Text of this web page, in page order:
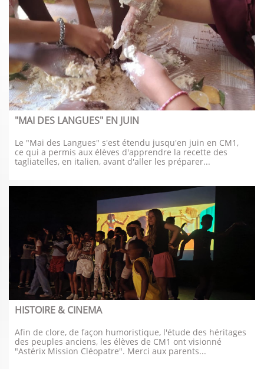
"MAI DES LANGUES" EN JUIN
Le "Mai des Langues" s'est étendu jusqu'en juin en CM1,
ce qui a permis aux élèves d'apprendre la recette des
tagliatelles, en italien, avant d'aller les préparer...
HISTOIRE & CINEMA
Afin de clore, de façon humoristique, l'étude des héritages
des peuples anciens, les élèves de CM1 ont visionné
"Astérix Mission Cléopatre". Merci aux parents...